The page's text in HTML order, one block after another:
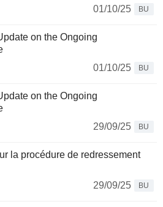
01/10/25
BU
on the Ongoing
01/10/25
BU
on the Ongoing
29/09/25
BU
la procédure de redressement
29/09/25
BU